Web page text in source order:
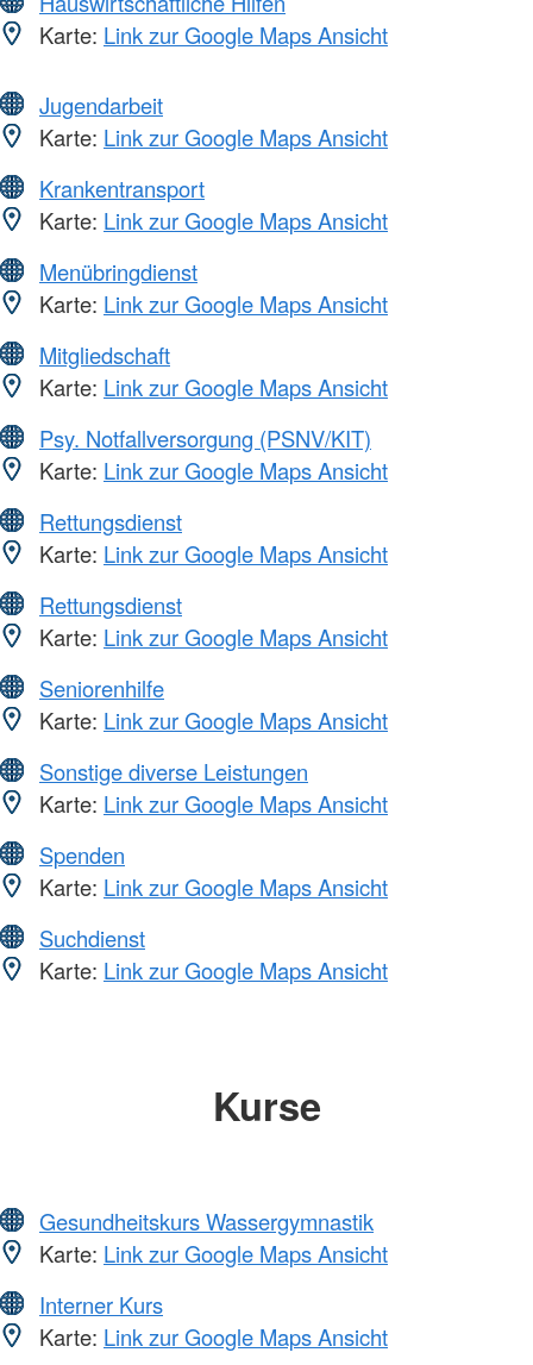
Karte: Link zur Google Maps Ansicht
Jugendarbeit
Karte: Link zur Google Maps Ansicht
Krankentransport
Karte: Link zur Google Maps Ansicht
Menübringdienst
Karte: Link zur Google Maps Ansicht
Mitgliedschaft
Karte: Link zur Google Maps Ansicht
Psy. Notfallversorgung (PSNV/KIT)
Karte: Link zur Google Maps Ansicht
Rettungsdienst
Karte: Link zur Google Maps Ansicht
Rettungsdienst
Karte: Link zur Google Maps Ansicht
Seniorenhilfe
Karte: Link zur Google Maps Ansicht
Sonstige diverse Leistungen
Karte: Link zur Google Maps Ansicht
Spenden
Karte: Link zur Google Maps Ansicht
Suchdienst
Karte: Link zur Google Maps Ansicht
Kurse
Gesundheitskurs Wassergymnastik
Karte: Link zur Google Maps Ansicht
Interner Kurs
Karte: Link zur Google Maps Ansicht